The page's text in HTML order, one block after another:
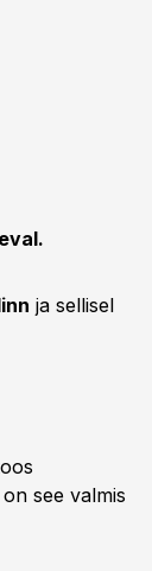
ja sellisel
see valmis